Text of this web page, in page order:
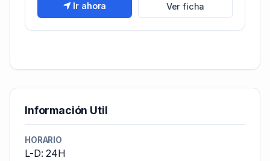
Ir ahora Ver ficha
Información Util
HORARIO
L-D: 24H